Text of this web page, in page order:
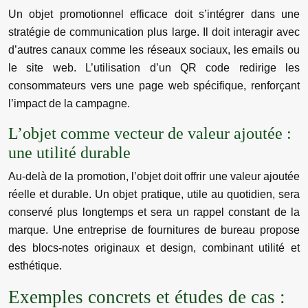
Un objet promotionnel efficace doit s’intégrer dans une
stratégie de communication plus large. Il doit interagir avec
d’autres canaux comme les réseaux sociaux, les emails ou
le site web. L’utilisation d’un QR code redirige les
consommateurs vers une page web spécifique, renforçant
l’impact de la campagne.
L’objet comme vecteur de valeur ajoutée :
une utilité durable
Au-delà de la promotion, l’objet doit offrir une valeur ajoutée
réelle et durable. Un objet pratique, utile au quotidien, sera
conservé plus longtemps et sera un rappel constant de la
marque. Une entreprise de fournitures de bureau propose
des blocs-notes originaux et design, combinant utilité et
esthétique.
Exemples concrets et études de cas :